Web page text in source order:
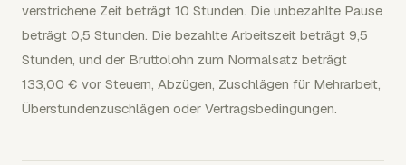
verstrichene Zeit beträgt 10 Stunden. Die unbezahlte Pause
beträgt 0,5 Stunden. Die bezahlte Arbeitszeit beträgt 9,5
Stunden, und der Bruttolohn zum Normalsatz beträgt
133,00 € vor Steuern, Abzügen, Zuschlägen für Mehrarbeit,
Überstundenzuschlägen oder Vertragsbedingungen.